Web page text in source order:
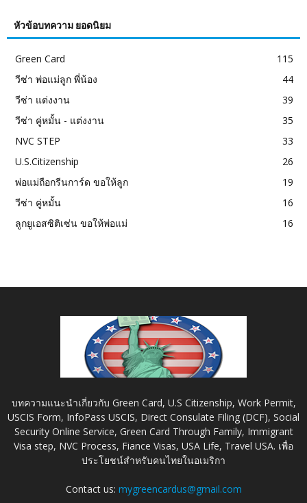
หัวข้อบทความ ยอดนิยม
Green Card
115
วีซ่า พ่อแม่ลูก พี่น้อง
44
วีซ่า แต่งงาน
39
วีซ่า คู่หมั้น - แต่งงาน
35
NVC STEP
33
U.S.Citizenship
26
พ่อแม่ถือกรีนการ์ด ขอให้ลูก
19
วีซ่า คู่หมั้น
16
ลูกยูเอสซิติเซ่น ขอให้พ่อแม่
16
บทความแนะนำเกี่ยวกับ Green Card, U.S Citizenship, Work Permit,
USCIS Form, InfoPass USCIS, Direct Consulate Filing (DCF), Social
Security Online Service, Green Card Through Family, Immigrant
Visa step, NVC Process, Fiance Visas, USA Life, Travel USA. เพื่อ
ประโยชน์สำหรับคนไทยในอเมริกา
Contact us: mygreencardus@gmail.com